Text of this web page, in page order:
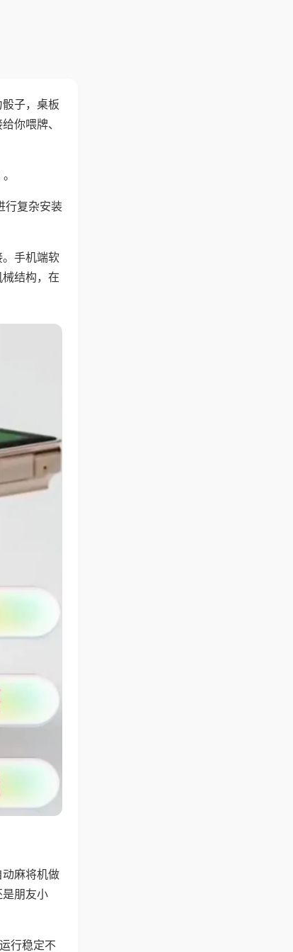
子，桌板
你喂牌、
行复杂安装
手机端软
结构，在
动麻将机做
朋友小
行稳定不